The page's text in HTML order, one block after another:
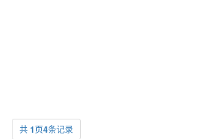
共1页4条记录